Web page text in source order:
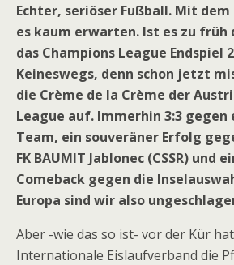
Echter, seriöser Fußball. Mit dem
es kaum erwarten. Ist es zu früh
das Champions League Endspiel
Keineswegs, denn schon jetzt
die Crème de la Crème der
League auf. Immerhin 3:3 gegen
Team, ein souveräner Erfolg
FK BAUMIT Jablonec (CSSR) und
Comeback gegen die
Europa sind wir also
Aber -wie das so ist- vor der Kür
Internationale Eislaufverband die